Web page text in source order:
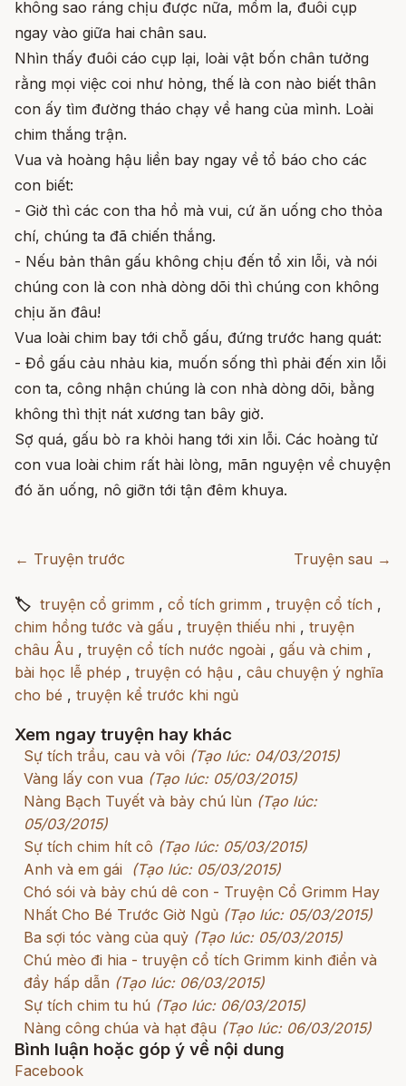
không sao ráng chịu được nữa, mồm la, đuôi cụp
ngay vào giữa hai chân sau.
Nhìn thấy đuôi cáo cụp lại, loài vật bốn chân tưởng
rằng mọi việc coi như hỏng, thế là con nào biết thân
con ấy tìm đường tháo chạy về hang của mình. Loài
chim thắng trận.
Vua và hoàng hậu liền bay ngay về tổ báo cho các
con biết:
- Giờ thì các con tha hồ mà vui, cứ ăn uống cho thỏa
chí, chúng ta đã chiến thắng.
- Nếu bản thân gấu không chịu đến tổ xin lỗi, và nói
chúng con là con nhà dòng dõi thì chúng con không
chịu ăn đâu!
Vua loài chim bay tới chỗ gấu, đứng trước hang quát:
- Đồ gấu cảu nhảu kia, muốn sống thì phải đến xin lỗi
con ta, công nhận chúng là con nhà dòng dõi, bằng
không thì thịt nát xương tan bây giờ.
Sợ quá, gấu bò ra khỏi hang tới xin lỗi. Các hoàng tử
con vua loài chim rất hài lòng, mãn nguyện về chuyện
đó ăn uống, nô giỡn tới tận đêm khuya.
← Truyện trước Truyện sau →
🏷 truyện cổ grimm , cổ tích grimm , truyện cổ tích ,
chim hồng tước và gấu , truyện thiếu nhi , truyện
châu Âu , truyện cổ tích nước ngoài , gấu và chim ,
bài học lễ phép , truyện có hậu , câu chuyện ý nghĩa
cho bé , truyện kể trước khi ngủ
Xem ngay truyện hay khác
Sự tích trầu, cau và vôi (Tạo lúc: 04/03/2015)
Vàng lấy con vua (Tạo lúc: 05/03/2015)
Nàng Bạch Tuyết và bảy chú lùn (Tạo lúc:
05/03/2015)
Sự tích chim hít cô (Tạo lúc: 05/03/2015)
Anh và em gái
(Tạo lúc: 05/03/2015)
Chó sói và bảy chú dê con - Truyện Cổ Grimm Hay
Nhất Cho Bé Trước Giờ Ngủ (Tạo lúc: 05/03/2015)
Ba sợi tóc vàng của quỷ (Tạo lúc: 05/03/2015)
Chú mèo đi hia - truyện cổ tích Grimm kinh điển và
đầy hấp dẫn (Tạo lúc: 06/03/2015)
Sự tích chim tu hú (Tạo lúc: 06/03/2015)
Nàng công chúa và hạt đậu (Tạo lúc: 06/03/2015)
Bình luận hoặc góp ý về nội dung
Facebook